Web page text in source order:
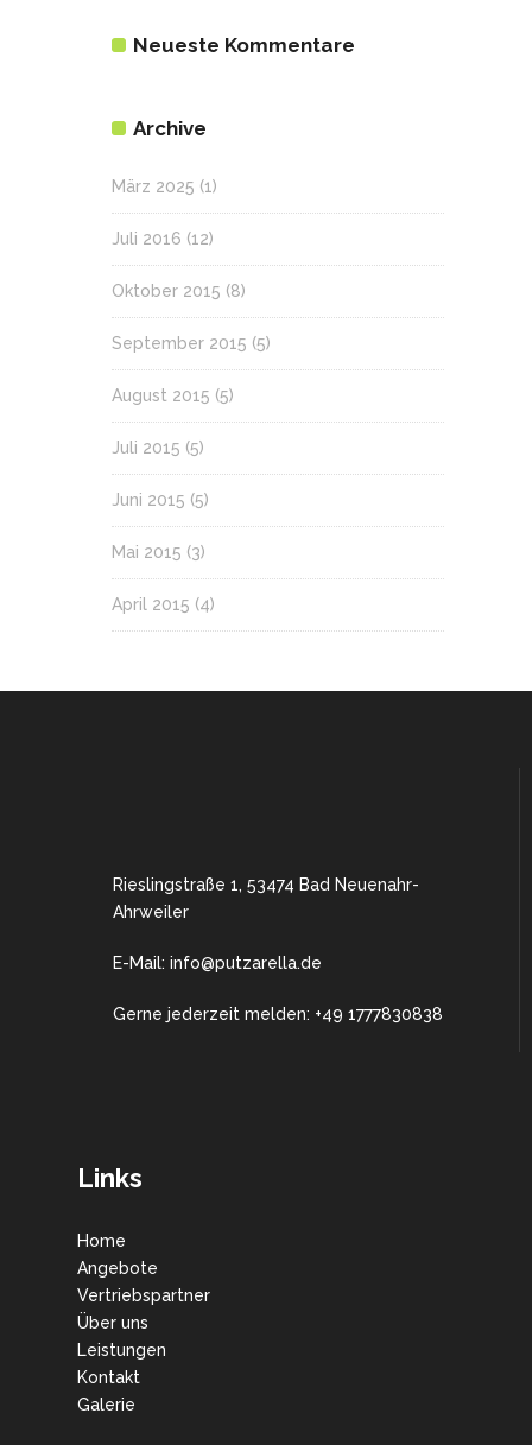
Neueste Kommentare
Archive
März 2025 (1)
Juli 2016 (12)
Oktober 2015 (8)
September 2015 (5)
August 2015 (5)
Juli 2015 (5)
Juni 2015 (5)
Mai 2015 (3)
April 2015 (4)
Rieslingstraße 1, 53474 Bad Neuenahr-
Ahrweiler
E-Mail: info@putzarella.de
Gerne jederzeit melden: +49 1777830838
Links
Home
Angebote
Vertriebspartner
Über uns
Leistungen
Kontakt
Galerie